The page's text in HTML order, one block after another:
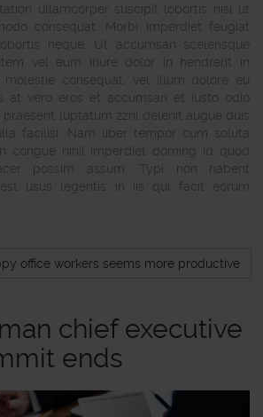
ullamcorper suscipit lobortis nisl ut
consequat. Morbi imperdiet feugiat
neque. Ut accumsan scelerisque
vel eum iriure dolor in hendrerit in
molestie consequat, vel illum dolore eu
at vero eros et accumsan et iusto odio
luptatum zzril delenit augue duis
facilisi. Nam liber tempor cum soluta
congue nihil imperdiet doming id quod
possim assum. Typi non habent
usus legentis in iis qui facit eorum
office workers seems more productive
chief executive
ends